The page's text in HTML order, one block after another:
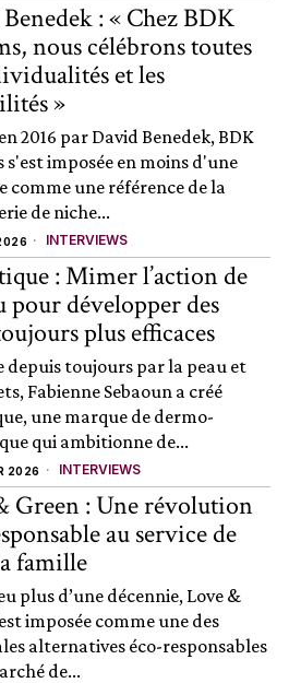
: « Chez BDK
nous célébrons toutes
et les
»
2016 par David Benedek, BDK
s'est imposée en moins d'une
comme une référence de la
de niche...
INTERVIEWS
: Mimer l’action de
pour développer des
plus efficaces
depuis toujours par la peau et
Fabienne Sebaoun a créé
une marque de dermo-
qui ambitionne de...
2026 INTERVIEWS
Green : Une révolution
au service de
famille
plus d’une décennie, Love &
imposée comme une des
alternatives éco-responsables
de...